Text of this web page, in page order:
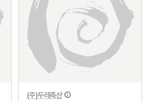
(주)두레축산